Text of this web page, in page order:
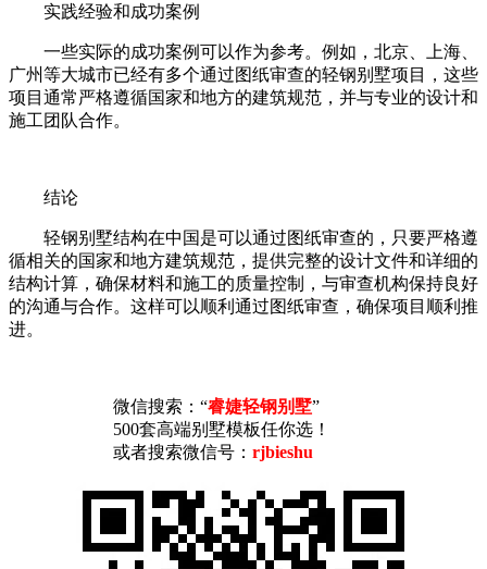
实践经验和成功案例
一些实际的成功案例可以作为参考。例如，北京、上海、
广州等大城市已经有多个通过图纸审查的轻钢别墅项目，这些
项目通常严格遵循国家和地方的建筑规范，并与专业的设计和
施工团队合作。
结论
轻钢别墅结构在中国是可以通过图纸审查的，只要严格遵
循相关的国家和地方建筑规范，提供完整的设计文件和详细的
结构计算，确保材料和施工的质量控制，与审查机构保持良好
的沟通与合作。这样可以顺利通过图纸审查，确保项目顺利推
进。
微信搜索：“睿婕轻钢别墅”
500套高端别墅模板任你选！
或者搜索微信号： rjbieshu